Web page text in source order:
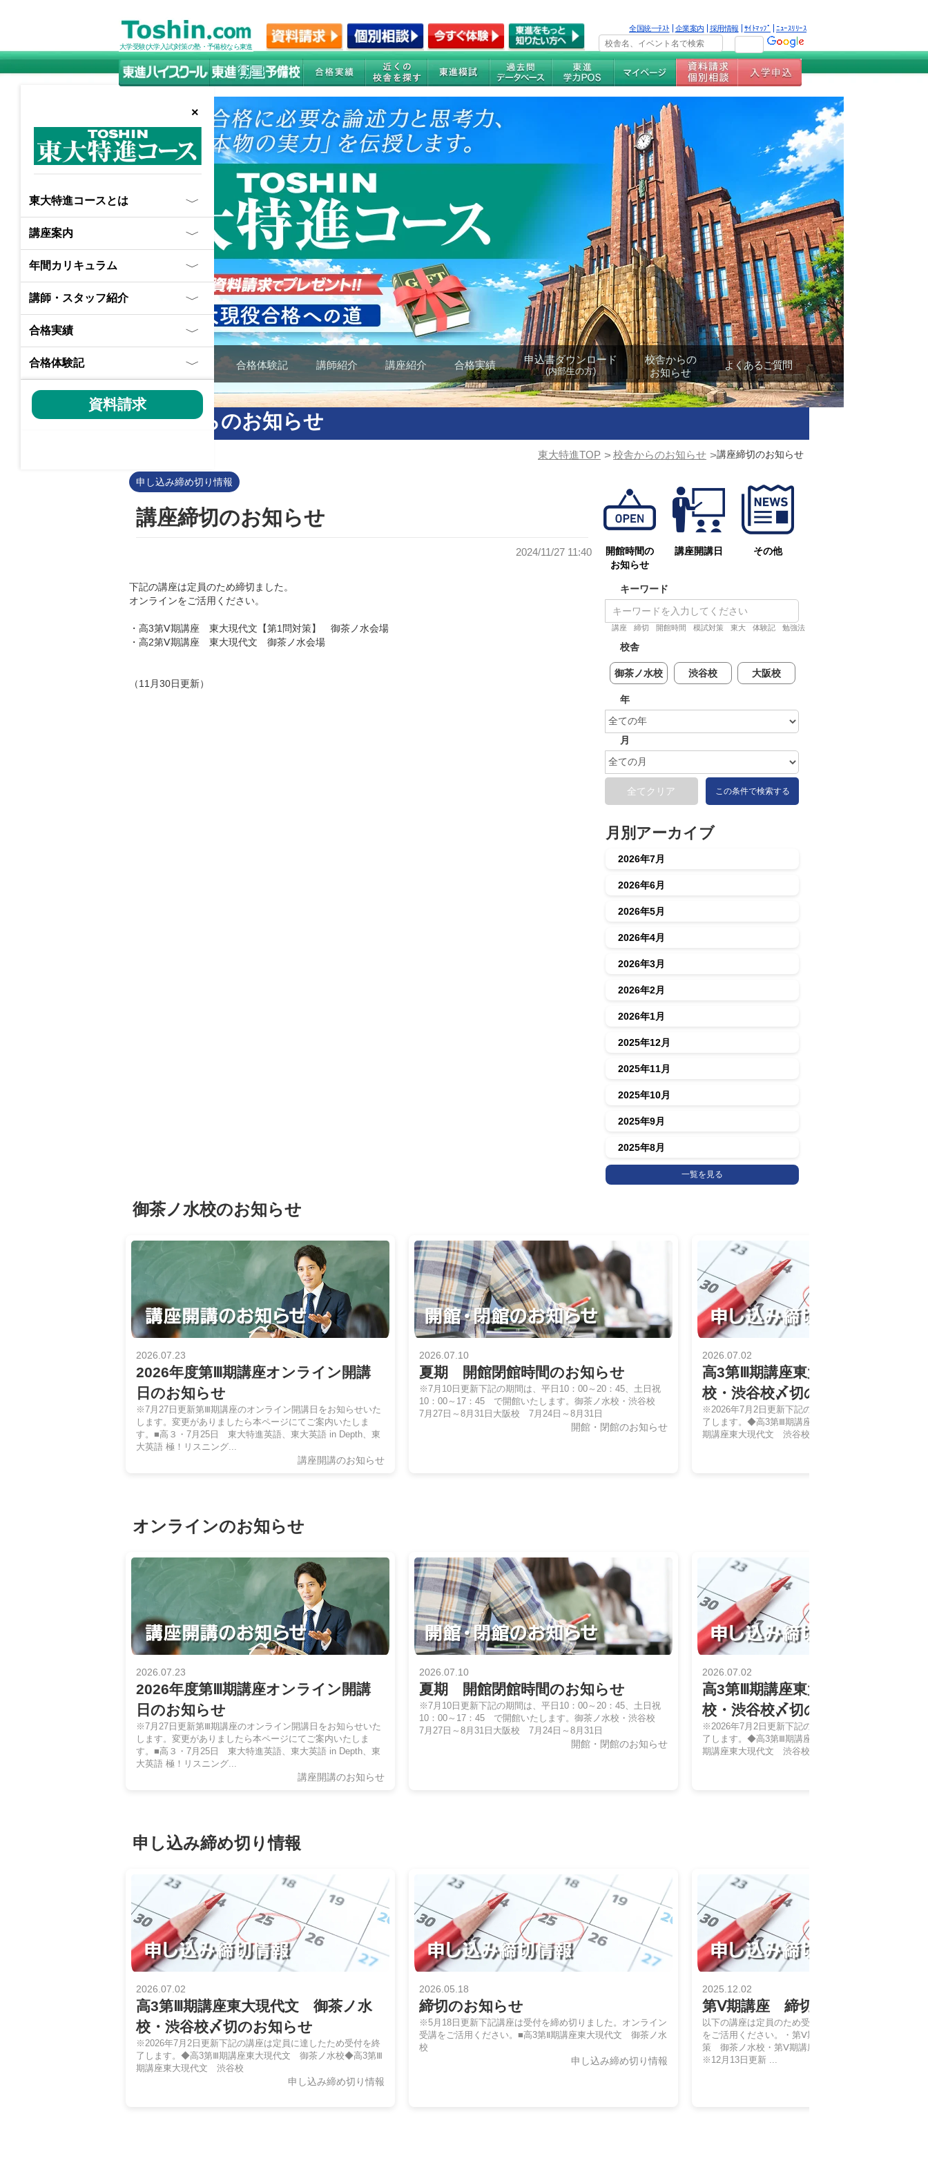
大学受験(大学入試)対策の塾・予備校なら東進
全国統一ﾃｽﾄ 企業案内 採用情報 ｻｲﾄﾏｯﾌﾟ ﾆｭｰｽﾘﾘｰｽ
東大特進の特長 合格体験記 講師紹介 講座紹介 合格実績 申込書ダウンロード
(内部生の方)
校舎からの
お知らせ
よくあるご質問
×
東大特進コースとは 〉
講座案内 〉
年間カリキュラム 〉
講師・スタッフ紹介 〉
合格実績 〉
合格体験記 〉
資料請求
校舎からのお知らせ
東大特進TOP > 校舎からのお知らせ >講座締切のお知らせ
申し込み締め切り情報
講座締切のお知らせ
2024/11/27 11:40
下記の講座は定員のため締切ました。
オンラインをご活用ください。
・高3第Ⅴ期講座 東大現代文【第1問対策】 御茶ノ水会場
・高2第Ⅴ期講座 東大現代文 御茶ノ水会場
（11月30日更新）
開館時間の
お知らせ
講座開講日 その他
キーワード
講座 締切 開館時間 模試対策 東大 体験記 勉強法
校舎
御茶ノ水校 渋谷校 大阪校
年
月
全てクリア この条件で検索する
月別アーカイブ
2026年7月
2026年6月
2026年5月
2026年4月
2026年3月
2026年2月
2026年1月
2025年12月
2025年11月
2025年10月
2025年9月
2025年8月
一覧を見る
御茶ノ水校のお知らせ
2026.07.23
2026年度第Ⅲ期講座オンライン開講
日のお知らせ
※7月27日更新第Ⅲ期講座のオンライン開講日をお知らせいた
します。変更がありましたら本ページにてご案内いたしま
す。■高３・7月25日 東大特進英語、東大英語 in Depth、東
大英語 極！リスニング...
講座開講のお知らせ
2026.07.10
夏期 開館閉館時間のお知らせ
※7月10日更新下記の期間は、平日10：00～20：45、土日祝
10：00～17：45 で開館いたします。御茶ノ水校・渋谷校
7月27日～8月31日大阪校 7月24日～8月31日
開館・閉館のお知らせ
2026.07.02
高3第Ⅲ期講座東大現代文 御茶ノ
校・渋谷校〆切のお知らせ
※2026年7月2日更新下記の講座は定員に達したため受
了します。◆高3第Ⅲ期講座東大現代文 御茶ノ水校◆
期講座東大現代文 渋谷校
オンラインのお知らせ
2026.07.23
2026年度第Ⅲ期講座オンライン開講
日のお知らせ
※7月27日更新第Ⅲ期講座のオンライン開講日をお知らせいた
します。変更がありましたら本ページにてご案内いたしま
す。■高３・7月25日 東大特進英語、東大英語 in Depth、東
大英語 極！リスニング...
講座開講のお知らせ
2026.07.10
夏期 開館閉館時間のお知らせ
※7月10日更新下記の期間は、平日10：00～20：45、土日祝
10：00～17：45 で開館いたします。御茶ノ水校・渋谷校
7月27日～8月31日大阪校 7月24日～8月31日
開館・閉館のお知らせ
2026.07.02
高3第Ⅲ期講座東大現代文 御茶ノ
校・渋谷校〆切のお知らせ
※2026年7月2日更新下記の講座は定員に達したため受
了します。◆高3第Ⅲ期講座東大現代文 御茶ノ水校◆
期講座東大現代文 渋谷校
申し込み締め切り情報
2026.07.02
高3第Ⅲ期講座東大現代文 御茶ノ水
校・渋谷校〆切のお知らせ
※2026年7月2日更新下記の講座は定員に達したため受付を終
了します。◆高3第Ⅲ期講座東大現代文 御茶ノ水校◆高3第Ⅲ
期講座東大現代文 渋谷校
申し込み締め切り情報
2026.05.18
締切のお知らせ
※5月18日更新下記講座は受付を締め切りました。オンライン
受講をご活用ください。■高3第Ⅱ期講座東大現代文 御茶ノ水
校
申し込み締め切り情報
2025.12.02
第Ⅴ期講座 締切のお知らせ
以下の講座は定員のため受付を締め切りました。オン
をご活用ください。・第Ⅴ期講座 高３東大現代文・第
策 御茶ノ水校・第Ⅴ期講座 高２東大現代文 御茶ノ
※12月13日更新 ...